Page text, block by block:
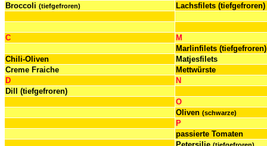
Broccoli (tiefgefroren) Lachsfilets (tiefgefroren)
C
M
Marlinfilets (tiefgefroren)
Chili-Oliven
Matjesfilets
Creme Fraiche
Mettwürste
D
N
Dill (tiefgefroren)
O
Oliven (schwarze)
P
passierte Tomaten